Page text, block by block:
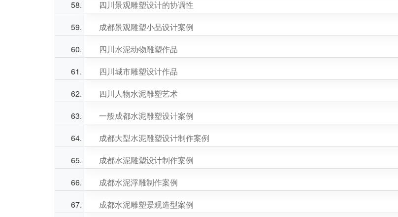
四川景观雕塑设计的协调性
成都景观雕塑小品设计案例
四川水泥动物雕塑作品
四川城市雕塑设计作品
四川人物水泥雕塑艺术
一般成都水泥雕塑设计案例
成都大型水泥雕塑设计制作案例
成都水泥雕塑设计制作案例
成都水泥浮雕制作案例
成都水泥雕塑景观造型案例